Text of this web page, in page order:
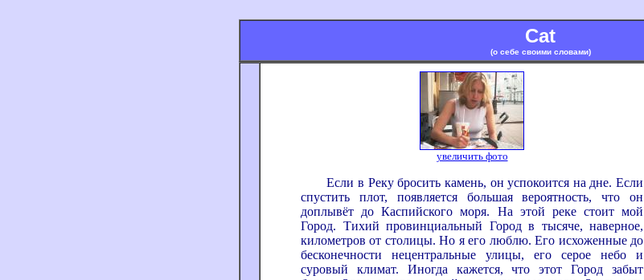
Cat
(о себе своими словами)
увеличить фото
Если в Реку бросить камень, он успокоится на дне. Если
спустить плот, появляется большая вероятность, что он
доплывёт до Каспийского моря. На этой реке стоит мой
Город. Тихий провинциальный Город в тысяче, наверное,
километров от столицы. Но я его люблю. Его исхоженные до
бесконечности нецентральные улицы, его серое небо и
суровый климат. Иногда кажется, что этот Город забыт